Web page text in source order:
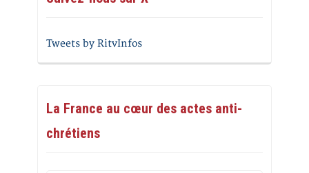
Tweets by RitvInfos
La France au cœur des actes anti-
chrétiens